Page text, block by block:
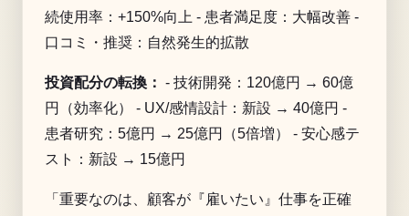
続使用率：+150%向上 - 患者満足度：大幅改善 -
口コミ・推奨：自然発生的拡散
投資配分の転換： - 技術開発：120億円 → 60億
円（効率化） - UX/感情設計：新設 → 40億円 -
患者研究：5億円 → 25億円（5倍増） - 安心感テ
スト：新設 → 15億円
「重要なのは、顧客が『雇いたい』仕事を正確